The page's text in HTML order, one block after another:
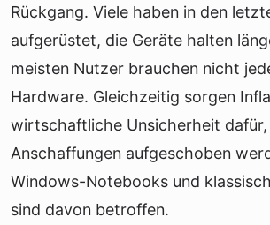
Rückgang. Viele haben in den
aufgerüstet, die Geräte halten
meisten Nutzer brauchen nicht
Hardware. Gleichzeitig sorgen
wirtschaftliche Unsicherheit
Anschaffungen aufgeschoben
Windows-Notebooks und
sind davon betroffen.